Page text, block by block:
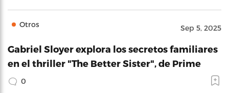
Otros Sep 5, 2025
Gabriel Sloyer explora los secretos familiares
en el thriller "The Better Sister", de Prime
0